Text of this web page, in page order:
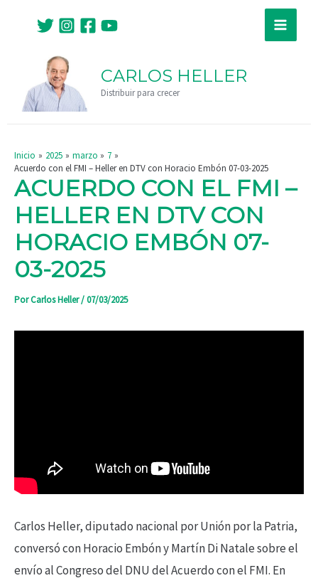
contenido
Main
CARLOS HELLER
Distribuir para crecer
Inicio 2025 marzo
7
Acuerdo con el FMI – Heller en DTV con Horacio Embón 07-03-2025
ACUERDO CON EL FMI –
HELLER EN DTV CON
HORACIO EMBÓN 07-
03-2025
PorCarlos Heller/07/03/2025
Carlos Heller, diputado nacional por Unión por la Patria,
conversó con Horacio Embón y Martín Di Natale sobre el
envíoal Congreso del DNU del Acuerdo con el FMI. En
entradas